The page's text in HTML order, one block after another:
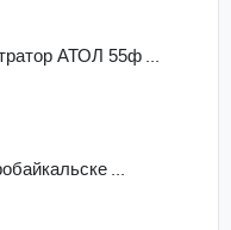
АТОЛ 55ф